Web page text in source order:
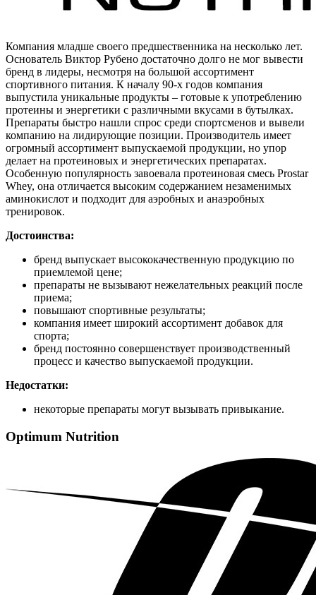
Компания младше своего предшественника на несколько лет.
Основатель Виктор Рубено достаточно долго не мог вывести
бренд в лидеры, несмотря на большой ассортимент
спортивного питания. К началу 90-х годов компания
выпустила уникальные продукты – готовые к употреблению
протеины и энергетики с различными вкусами в бутылках.
Препараты быстро нашли спрос среди спортсменов и вывели
компанию на лидирующие позиции. Производитель имеет
огромный ассортимент выпускаемой продукции, но упор
делает на протеиновых и энергетических препаратах.
Особенную популярность завоевала протеиновая смесь Prostar
Whey, она отличается высоким содержанием незаменимых
аминокислот и подходит для аэробных и анаэробных
тренировок.
Достоинства:
бренд выпускает высококачественную продукцию по
приемлемой цене;
препараты не вызывают нежелательных реакций после
приема;
повышают спортивные результаты;
компания имеет широкий ассортимент добавок для
спорта;
бренд постоянно совершенствует производственный
процесс и качество выпускаемой продукции.
Недостатки:
некоторые препараты могут вызывать привыкание.
Optimum Nutrition